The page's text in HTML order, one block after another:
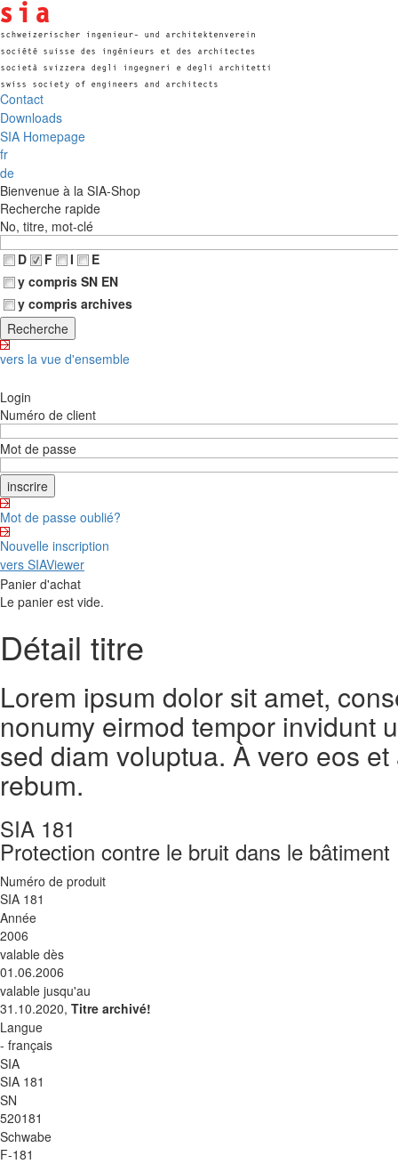
Contact
Downloads
SIA Homepage
fr
de
Bienvenue à la SIA-Shop
Recherche rapide
No, titre, mot-clé
D
F I
E
y compris SN EN
y compris archives
vers la vue d'ensemble
Login
Numéro de client
Mot de passe
Mot de passe oublié?
Nouvelle inscription
vers SIAViewer
Panier d'achat
Le panier est vide.
Détail titre
Lorem ipsum dolor sit amet,
nonumy eirmod tempor invidunt
sed diam voluptua. À vero eos
rebum.
SIA 181
Protection contre le bruit dans le bâtiment
Numéro de produit
SIA 181
Année
2006
valable dès
01.06.2006
valable jusqu'au
31.10.2020, Titre archivé!
Langue
- français
SIA
SIA 181
SN
520181
Schwabe
F-181